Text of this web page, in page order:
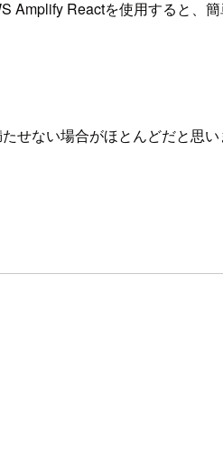
Amplify Reactを使用すると、
せない場合がほとんどだと思